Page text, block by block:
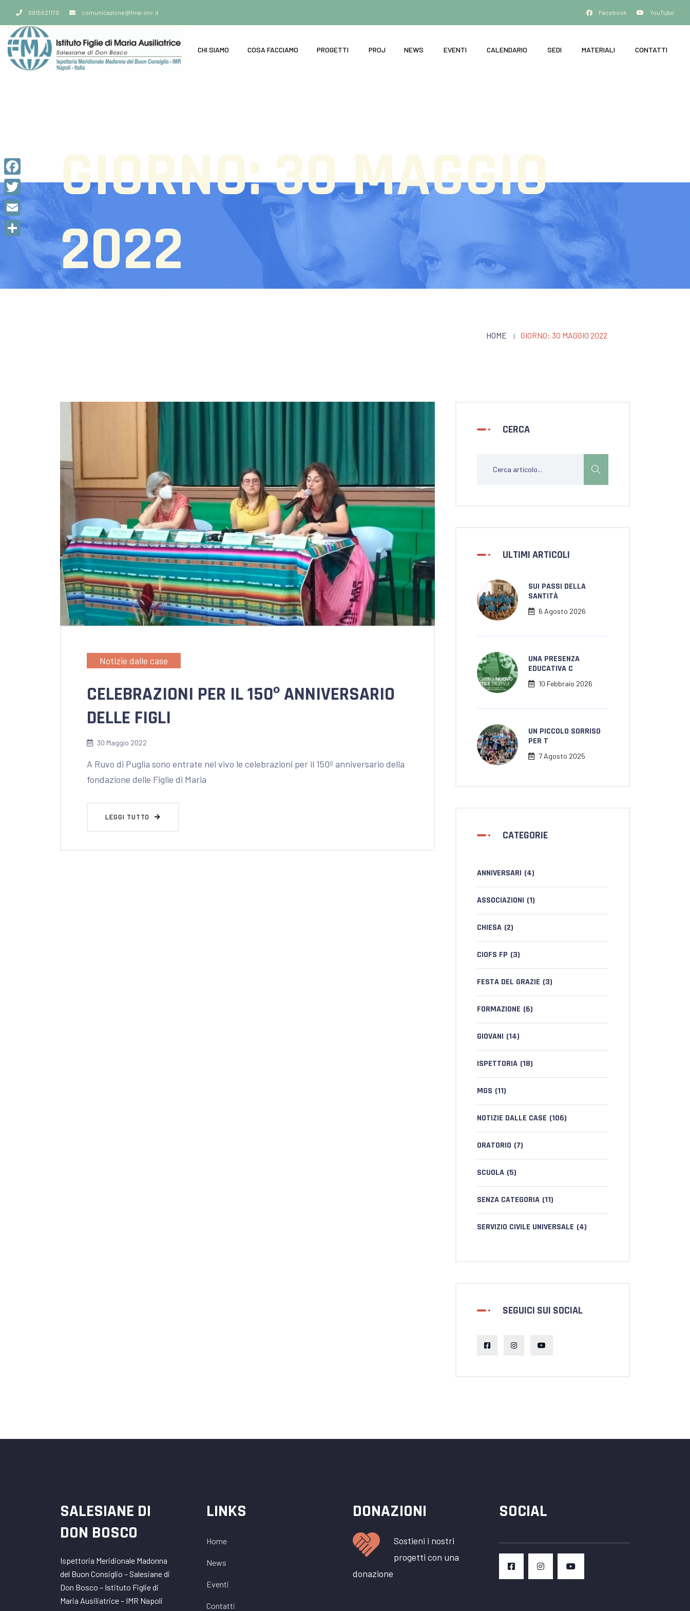
0815521179 comunicazione@fma-imr.it Facebook YouTube
CHI SIAMO COSA FACCIAMO PROGETTI PROJ NEWS EVENTI CALENDARIO SEDI MATERIALI CONTATTI
GIORNO:30 MAGGIO
2022
HOME GIORNO: 30 MAGGIO 2022
Notizie dalle case
CELEBRAZIONI PER IL 150º ANNIVERSARIO
DELLE FIGLI
30 Maggio 2022
A Ruvo di Puglia sono entrate nel vivo le celebrazioni per il 150º anniversario della
fondazione delle Figlie di Maria
LEGGI TUTTO
CERCA
ULTIMI ARTICOLI
SUI PASSI DELLA
SANTITÀ
6 Agosto 2026
UNA PRESENZA
EDUCATIVA C
10 Febbraio 2026
UN PICCOLO SORRISO
PER T
7 Agosto 2025
CATEGORIE
ANNIVERSARI (4)
ASSOCIAZIONI (1)
CHIESA (2)
CIOFS FP (3)
FESTA DEL GRAZIE (3)
FORMAZIONE (6)
GIOVANI (14)
ISPETTORIA (18)
MGS (11)
NOTIZIE DALLE CASE (106)
ORATORIO (7)
SCUOLA (5)
SENZA CATEGORIA (11)
SERVIZIO CIVILE UNIVERSALE (4)
SEGUICI SUI SOCIAL
SALESIANE DI
DON BOSCO
Ispettoria Meridionale Madonna
del Buon Consiglio – Salesiane di
Don Bosco – Istituto Figlie di
Maria Ausiliatrice – IMR Napoli
LINKS
Home
News
Eventi
Contatti
DONAZIONI
Sostieni i nostri
progetti con una
donazione
SOCIAL
Facebook
Twitter
Email
Condividi